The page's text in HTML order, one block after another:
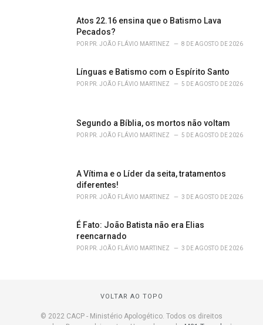
Atos 22.16 ensina que o Batismo Lava
Pecados?
POR PR. JOÃO FLÁVIO MARTINEZ 8 DE AGOSTO DE 2026
Línguas e Batismo com o Espírito Santo
POR PR. JOÃO FLÁVIO MARTINEZ 5 DE AGOSTO DE 2026
Segundo a Bíblia, os mortos não voltam
POR PR. JOÃO FLÁVIO MARTINEZ 5 DE AGOSTO DE 2026
A Vítima e o Líder da seita, tratamentos
diferentes!
POR PR. JOÃO FLÁVIO MARTINEZ 3 DE AGOSTO DE 2026
É Fato: João Batista não era Elias
reencarnado
POR PR. JOÃO FLÁVIO MARTINEZ 3 DE AGOSTO DE 2026
VOLTAR AO TOPO
© 2022 CACP - Ministério Apologético. Todos os direitos